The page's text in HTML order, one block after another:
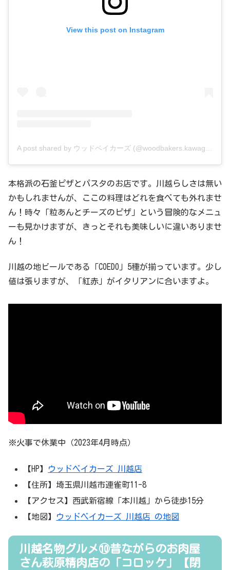
View this post on Instagram
A post shared by ウッドベイカーズ (@woodbakers.kawagoe)
本格派の石釜ピザとパスタのお店です。川越らしさは無い
かもしれませんが、ここの料理はどれを食べても外れませ
ん！時々「粒あんとチーズのピザ」という冒険的なメニュ
ーも見かけますが、きっとそれも美味しいに違いありませ
ん！
川越の地ビールである「COEDO」5種が揃っています。少し
値は張りますが、「紅赤」がイタリアンに合いますよ。
※火事で休業中（2023年4月時点）
【HP】
ウッドベイカーズ 川越店
【住所】埼玉県川越市連雀町11-8
【アクセス】西武新宿線「本川越」から徒歩15分
【地図】
ウッドベイカーズ 川越店 の地図
川越名物グルメ⑩昔ながらのお肉屋
さん萩原精肉店の「コロッケ」【閉